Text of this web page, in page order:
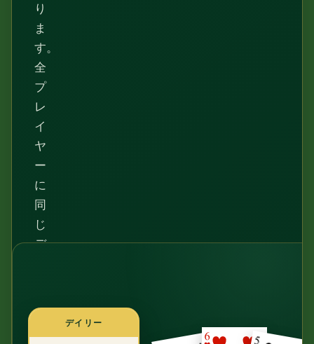
り
ま
す。
全
プ
レ
イ
ヤ
ー
に
同
じ
デ
デイリー